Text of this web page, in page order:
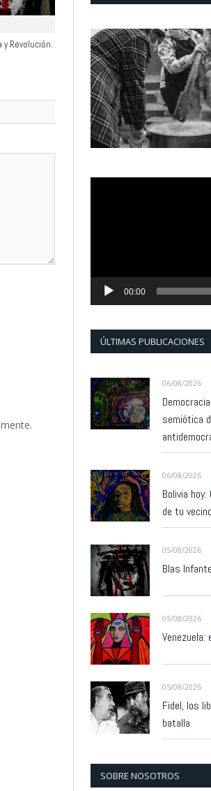
Revolución.
00:00
ÚLTIMAS PUBLICACIONES
06/08/2026
semiótica
06/08/2026
Bolivia
de tu
05/08/2026
Blas
05/08/2026
Venezuela:
05/08/2026
Fidel, los
batalla
SOBRE NOSOTROS